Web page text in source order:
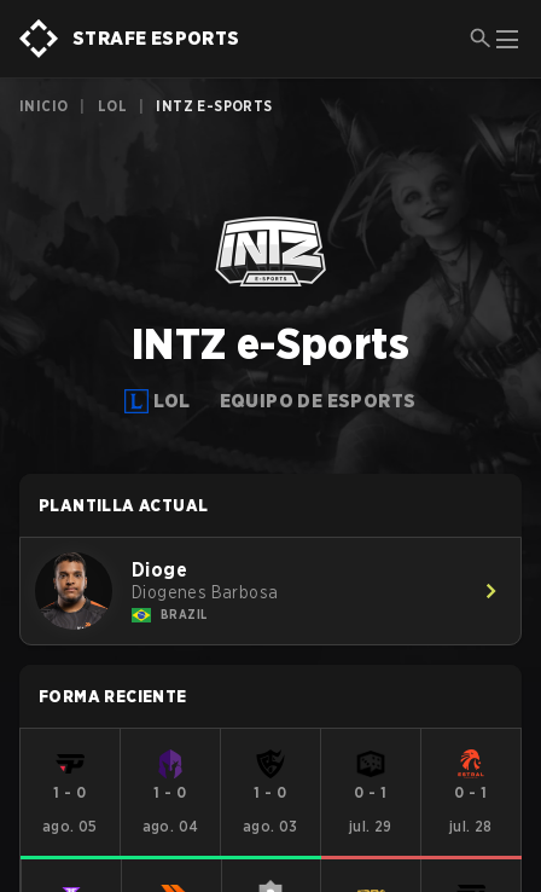
STRAFE ESPORTS
INICIO LOL INTZ E-SPORTS
INTZ e-Sports
LOL EQUIPO DE ESPORTS
PLANTILLA ACTUAL
Dioge
Diogenes Barbosa
BRAZIL
FORMA RECIENTE
1 - 0
ago. 05
1 - 0
ago. 04
1 - 0
ago. 03
0 -1
jul. 29
0 -1
jul. 28